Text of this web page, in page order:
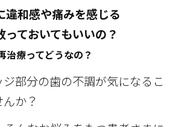
違和感や痛みを感じる
っておいてもいいの？
治療ってどうなの？
部分の歯の不調が気になるこ
か？